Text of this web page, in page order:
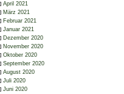
April 2021
März 2021
Februar 2021
Januar 2021
Dezember 2020
November 2020
Oktober 2020
September 2020
August 2020
Juli 2020
Juni 2020